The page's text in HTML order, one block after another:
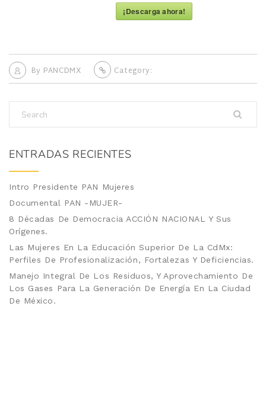
¡Descarga ahora!
By PANCDMX Category:
ENTRADAS RECIENTES
Intro Presidente PAN Mujeres
Documental PAN -MUJER-
8 Décadas De Democracia ACCIÓN NACIONAL Y Sus
Orígenes.
Las Mujeres En La Educación Superior De La CdMx:
Perfiles De Profesionalización, Fortalezas Y Deficiencias.
Manejo Integral De Los Residuos, Y Aprovechamiento De
Los Gases Para La Generación De Energía En La Ciudad
De México.